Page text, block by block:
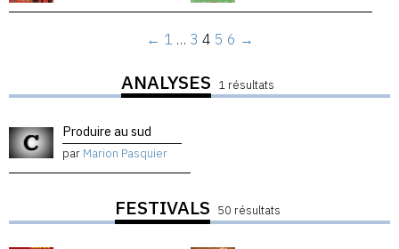
← 1 … 3 4 5 6 →
ANALYSES 1 résultats
Produire au sud
par Marion Pasquier
FESTIVALS 50 résultats